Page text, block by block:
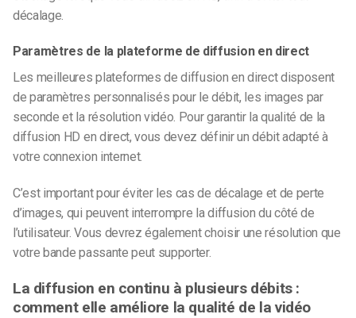
décalage.
Paramètres de la plateforme de diffusion en direct
Les meilleures plateformes de diffusion en direct disposent
de paramètres personnalisés pour le débit, les images par
seconde et la résolution vidéo. Pour garantir la qualité de la
diffusion HD en direct, vous devez définir un débit adapté à
votre connexion internet.
C’est important pour éviter les cas de décalage et de perte
d’images, qui peuvent interrompre la diffusion du côté de
l’utilisateur. Vous devrez également choisir une résolution que
votre bande passante peut supporter.
La diffusion en continu à plusieurs débits :
comment elle améliore la qualité de la vidéo